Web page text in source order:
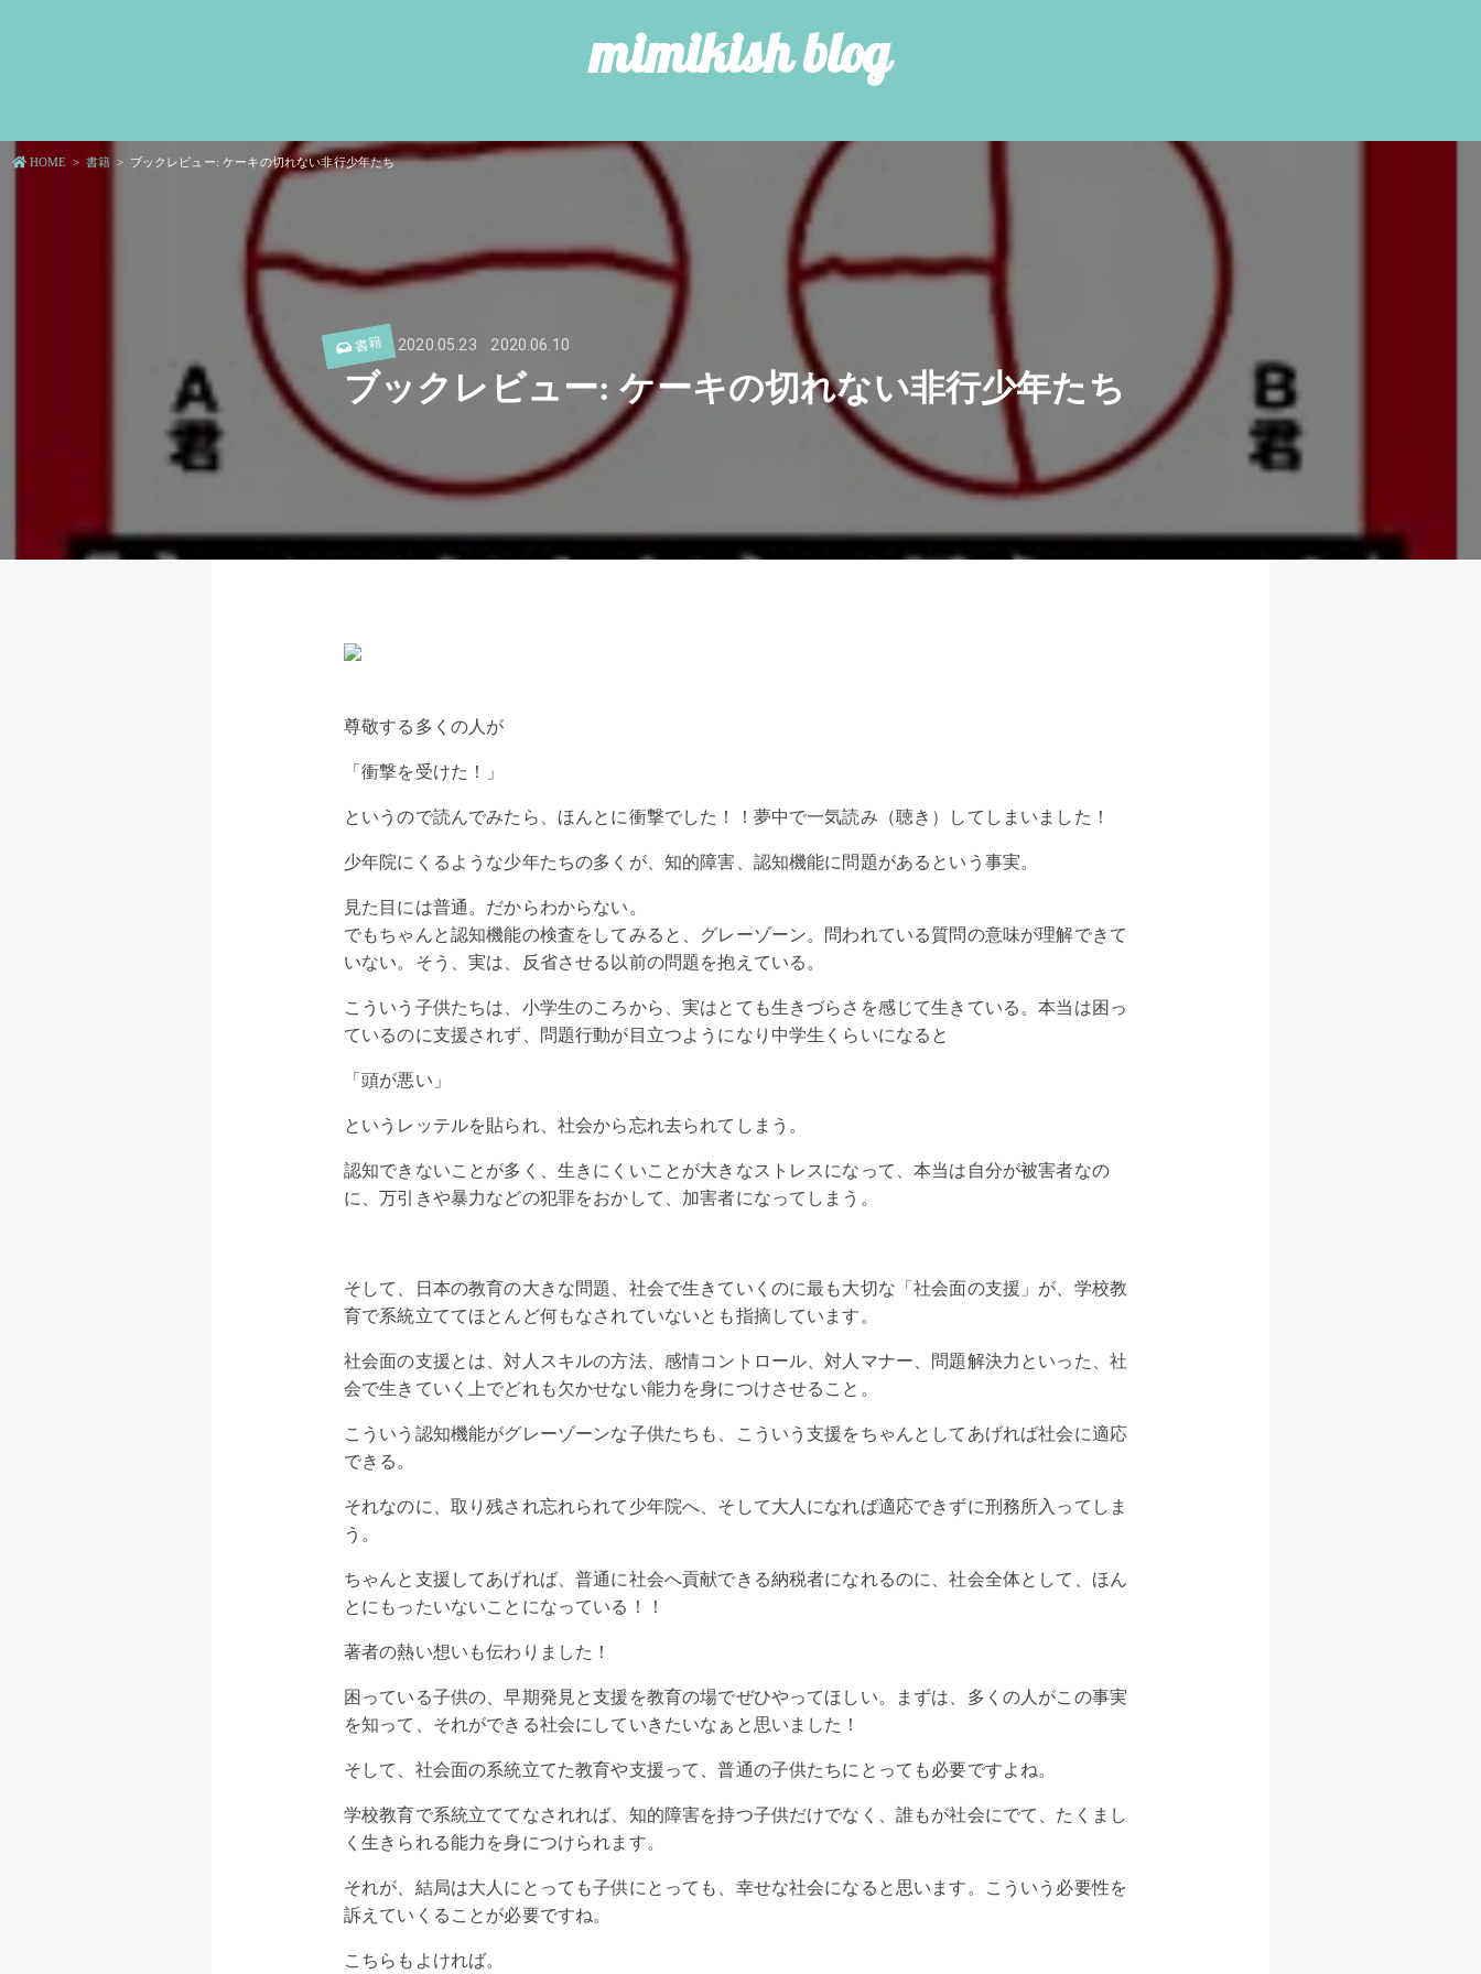
mimikish blog
HOME 書籍 ブックレビュー: ケーキの切れない非行少年たち
書籍 2020.05.23 2020.06.10
ブックレビュー: ケーキの切れない非行少年たち
尊敬する多くの人が
「衝撃を受けた！」
というので読んでみたら、ほんとに衝撃でした！！夢中で一気読み（聴き）してしまいました！
少年院にくるような少年たちの多くが、知的障害、認知機能に問題があるという事実。
見た目には普通。だからわからない。
でもちゃんと認知機能の検査をしてみると、グレーゾーン。問われている質問の意味が理解できて
いない。そう、実は、反省させる以前の問題を抱えている。
こういう子供たちは、小学生のころから、実はとても生きづらさを感じて生きている。本当は困っ
ているのに支援されず、問題行動が目立つようになり中学生くらいになると
「頭が悪い」
というレッテルを貼られ、社会から忘れ去られてしまう。
認知できないことが多く、生きにくいことが大きなストレスになって、本当は自分が被害者なの
に、万引きや暴力などの犯罪をおかして、加害者になってしまう。
そして、日本の教育の大きな問題、社会で生きていくのに最も大切な「社会面の支援」が、学校教
育で系統立ててほとんど何もなされていないとも指摘しています。
社会面の支援とは、対人スキルの方法、感情コントロール、対人マナー、問題解決力といった、社
会で生きていく上でどれも欠かせない能力を身につけさせること。
こういう認知機能がグレーゾーンな子供たちも、こういう支援をちゃんとしてあげれば社会に適応
できる。
それなのに、取り残され忘れられて少年院へ、そして大人になれば適応できずに刑務所入ってしま
う。
ちゃんと支援してあげれば、普通に社会へ貢献できる納税者になれるのに、社会全体として、ほん
とにもったいないことになっている！！
著者の熱い想いも伝わりました！
困っている子供の、早期発見と支援を教育の場でぜひやってほしい。まずは、多くの人がこの事実
を知って、それができる社会にしていきたいなぁと思いました！
そして、社会面の系統立てた教育や支援って、普通の子供たちにとっても必要ですよね。
学校教育で系統立ててなされれば、知的障害を持つ子供だけでなく、誰もが社会にでて、たくまし
く生きられる能力を身につけられます。
それが、結局は大人にとっても子供にとっても、幸せな社会になると思います。こういう必要性を
訴えていくることが必要ですね。
こちらもよければ。